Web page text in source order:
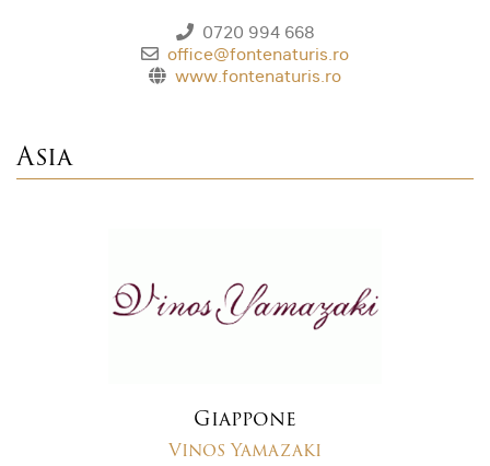
0720 994 668
office@fontenaturis.ro
www.fontenaturis.ro
Asia
Giappone
Vinos Yamazaki